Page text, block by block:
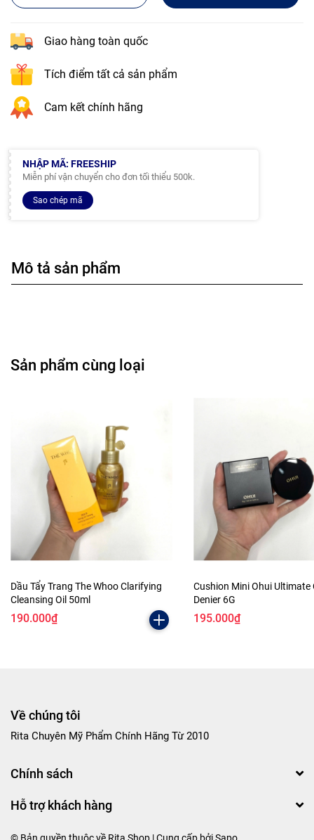
Giao hàng toàn quốc
Tích điểm tất cả sản phẩm
Cam kết chính hãng
NHẬP MÃ: FREESHIP
Miễn phí vận chuyển cho đơn tối thiểu 500k.
Sao chép mã
Mô tả sản phẩm
Sản phẩm cùng loại
Dầu Tẩy Trang The Whoo Clarifying
Cleansing Oil 50ml
190.000₫
Cushion Mini Ohui Ultimate
Denier 6G
195.000₫
Về chúng tôi
Rita Chuyên Mỹ Phẩm Chính Hãng Từ 2010
Chính sách
Hỗ trợ khách hàng
© Bản quyền thuộc về Rita Shop | Cung cấp bởiSapo